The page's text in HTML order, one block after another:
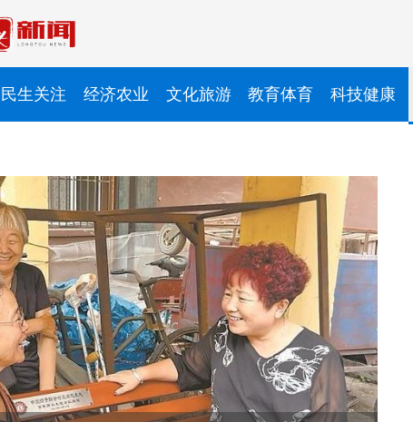
民生关注 经济农业 文化旅游 教育体育 科技健康